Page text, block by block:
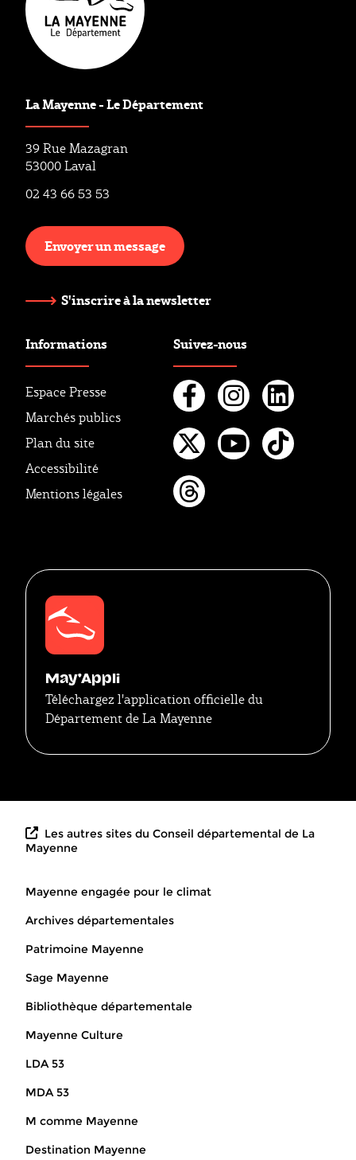
La Mayenne - Le Département
39 Rue Mazagran
53000 Laval
02 43 66 53 53
Envoyer un message
S'inscrire à la newsletter
Informations
Espace Presse
Marchés publics
Plan du site
Accessibilité
Mentions légales
Suivez-nous
Facebook
Twitter
May'Appli
Téléchargez l'application officielle du
Département de La Mayenne
Les autres sites du Conseil départemental de La
Mayenne
Mayenne engagée pour le climat
Archives départementales
Patrimoine Mayenne
Sage Mayenne
Bibliothèque départementale
Mayenne Culture
LDA 53
MDA 53
M comme Mayenne
Destination Mayenne